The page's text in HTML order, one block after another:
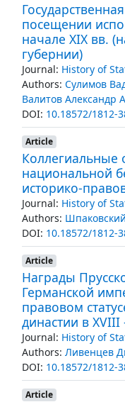
посещении
начале ХIX вв.
губернии)
Journal: History of
Authors: Сулимов
Валитов Александр
DOI: 10.18572/1812-
Article
Коллегиальные
национальной
историко-
Journal: History of
Authors:
DOI: 10.18572/1812-
Article
Награды
Германской
правовом
династии в
Journal: History of
Authors: Ливенцев
DOI: 10.18572/1812-
Article